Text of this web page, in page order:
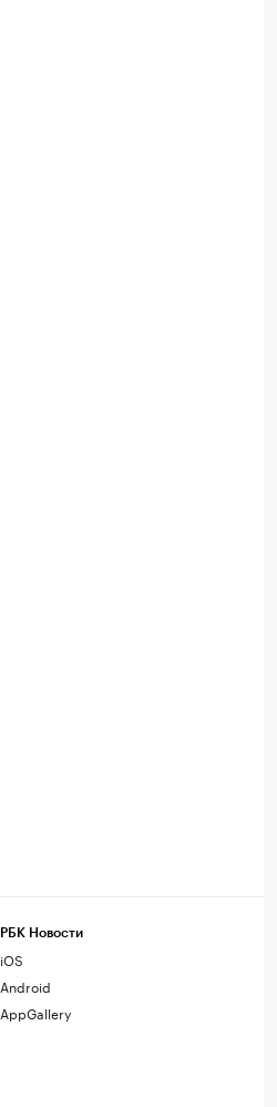
РБК Новости
iOS
Android
AppGallery